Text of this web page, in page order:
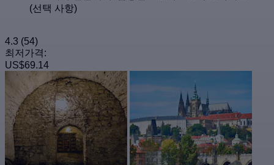
(선택 사항)
4.3 (54)
최저가격:
US$69.14